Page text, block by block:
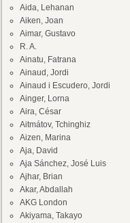
Aida, Lehanan
Aiken, Joan
Aimar, Gustavo
R. A.
Ainatu, Fatrana
Ainaud, Jordi
Ainaud i Escudero, Jordi
Ainger, Lorna
Aira, César
Aitmátov, Tchinghiz
Aizen, Marina
Aja, David
Aja Sánchez, José Luis
Ajhar, Brian
Akar, Abdallah
AKG London
Akiyama, Takayo